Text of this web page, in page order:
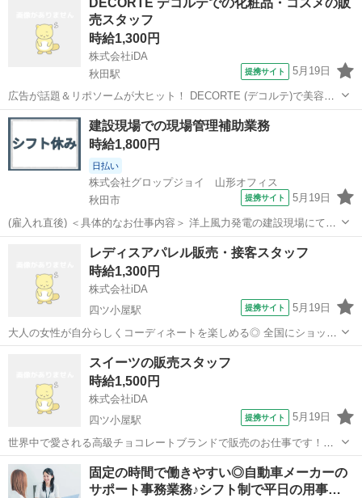
ープ企業です。 グループ内のお仕事が豊富で、派遣社員としてご就業
いただいた後に社員登用された...
売スタッフ
時給1,300円
株式会社iDA
秋田駅
提携サイト 5月19日
広告が話題＆リポソームが大ヒット！ DECORTE (デコルテ)で美容部
員のお仕事です。 【具体的には・・・】 ・接客販売 ・タッチアップ
・商品陳列 ・レジ、サンプルお渡し ・在庫管理 ・清掃など 【期間】
長期 ※研修...
秋田 秋田市 秋田駅 電話対応
建設現場での現場管理補助業務
時給1,800円
日払い
株式会社グロップジョイ 山形オフィス
秋田市
提携サイト 5月19日
(雇入れ直後) ＜具体的なお仕事内容＞ 洋上風力発電の建設現場にて現
場管理の業務補助を担当して頂きます。 具体的には… ・朝礼や夕礼で
の作業員への指示出し ・作業員のフォロー ・各工程の進捗管理や日報
などの簡単な報告書作成 ...
一般事務
レディスアパレル販売・接客スタッフ
時給1,300円
株式会社iDA
四ツ小屋駅
提携サイト 5月19日
大人の女性が自分らしくコーディネートを楽しめる◎ 全国にショップ
を展開するアパレルブランドでのお仕事です！ 明るめの茶髪やネイ
ル・アクセサリーなど、 オシャレも自由にOK！ ～アパレル販売のお
仕事～ ●接客販売 ●レジ業...
四ツ小屋駅 電話対応
スイーツの販売スタッフ
時給1,500円
株式会社iDA
四ツ小屋駅
提携サイト 5月19日
世界中で愛される高級チョコレートブランドで販売のお仕事です！
「日頃世話になっている方へ」「自分への特別なご褒美に」 様々なシ
ーンにフィットするチョコレートを 沢山の人たちにお届けするお仕事
です。 【具体的には・・・】 ...
秋田 秋田市 四ツ小屋駅 電話対応
固定の時間で働きやすい◎自動車メーカーの
サポート事務業務♪シフト制で平日の用事…